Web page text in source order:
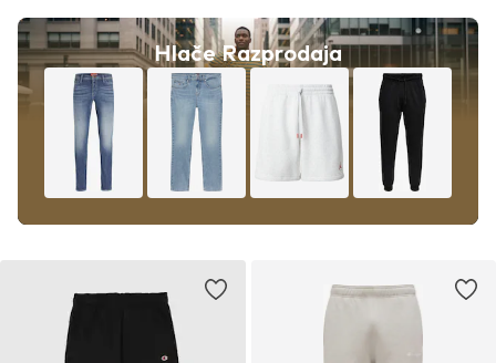
Hlače Razprodaja